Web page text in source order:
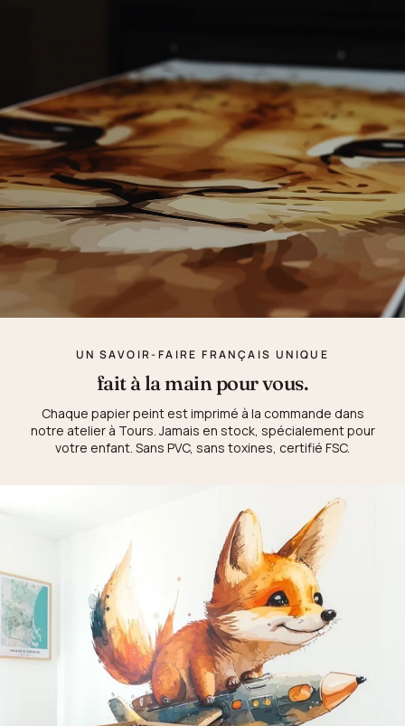
UN SAVOIR-FAIRE FRANÇAIS UNIQUE
fait à la main pour vous.
Chaque papier peint est imprimé à la commande dans
notre atelier à Tours. Jamais en stock, spécialement pour
votre enfant. Sans PVC, sans toxines, certifié FSC.